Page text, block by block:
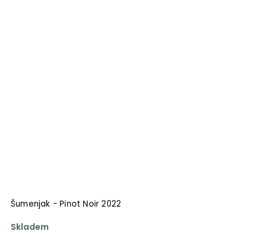
Šumenjak - Pinot Noir 2022
Skladem